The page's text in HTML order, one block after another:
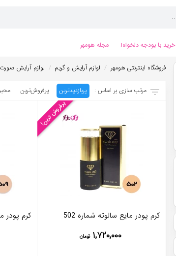
خرید با بودجه دلخواه! مجله هومهر
فروشگاه اینترنتی هومهر / لوازم آرایش و گریم / لوازم آرایش صورت
مرتب سازی بر اساس : پربازدیدترین پرفروش‌ترین
پرفروش ترین!
کرم پودر مایع سالوته شماره 502
۱,۷۲۰,۰۰۰ تومان
کرم پودر